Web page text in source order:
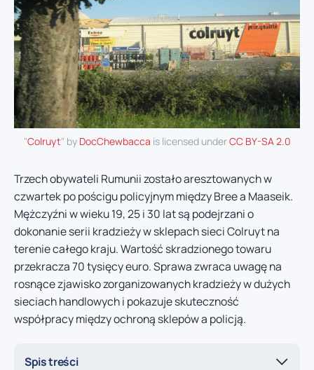
"Colruyt" by DocChewbacca is licensed underCC BY-SA 2.0
Trzech obywateli Rumunii zostało aresztowanych w
czwartek po pościgu policyjnym między Bree a Maaseik.
Mężczyźni w wieku 19, 25 i 30 lat są podejrzani o
dokonanie serii kradzieży w sklepach sieci Colruyt na
terenie całego kraju. Wartość skradzionego towaru
przekracza 70 tysięcy euro. Sprawa zwraca uwagę na
rosnące zjawisko zorganizowanych kradzieży w dużych
sieciach handlowych i pokazuje skuteczność
współpracy między ochroną sklepów a policją.
Spis treści